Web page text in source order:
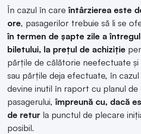
În cazul în careîntârzierea este
ore, pasagerilor trebuie să li se
în termen de şapte zile a
biletului, la preţul de achiziţie
părţile de călătorie neefectuate
sau părţile deja efectuate, în
devine inutil în raport cu planul de
pasagerului,împreună cu, dacă
de retur la punctul de plecare
posibil.